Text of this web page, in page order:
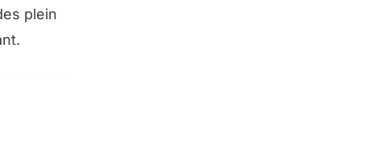
plein